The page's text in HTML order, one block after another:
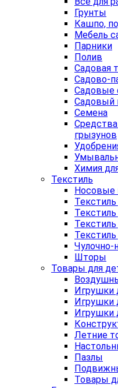
Грунты
Кашпо,
Мебель
Парники
Полив
Садовая
Садово-
Садовые
Садовый
Семена
грызунов
Химия
Текстиль
Носовые
Чулочно-
Шторы
Товары для
Игрушки
Игрушки
Игрушки
Летние
Пазлы
Товары